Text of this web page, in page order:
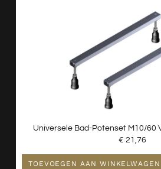
Universele Bad-Potenset M10/60
€ 21,76
TOEVOEGEN AAN WINKELWAGEN